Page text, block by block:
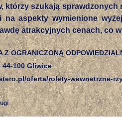
którzy szukają sprawdzonych
na aspekty wymienione
atrakcyjnych cenach, co
Z OGRANICZONĄ
100 Gliwice
oferta/rolety-wewnetrzne-